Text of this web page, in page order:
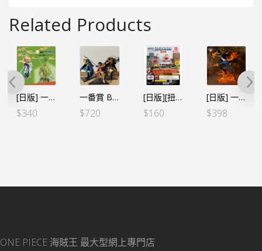
Related Products
[日版] 一番賞 ワノ国編～第二幕～-C賞 卓洛十郎＆閻魔
$340
一番賞 Best of Omnibus 三船長 (路飛+羅+基德 3個SET)
$720
[日版][扭蛋]海賊王 GASHAPON COLLECTION 第4彈 (全4個SET)
$160
[日版] 一番くじ 悪魔を宿す者達VOL.2-Ａ賞 薩波
$398
ONE PIECE 海賊王 最大型網上專門店